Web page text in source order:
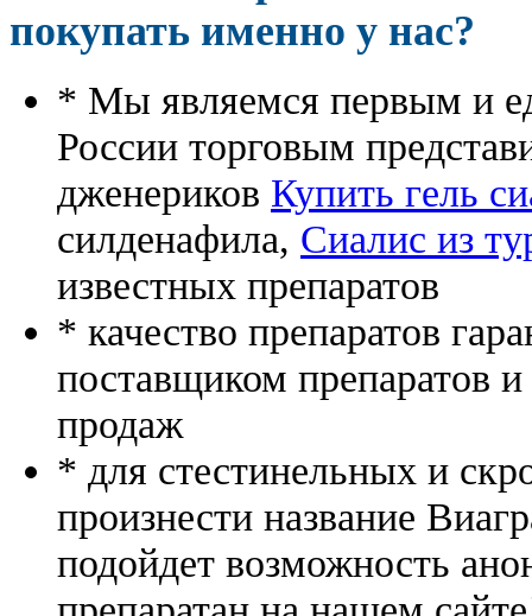
покупать именно у нас?
* Мы являемся первым и
России торговым
дженериков Купить гель
силденафила, Сиалис из
известных препаратов
* качество препаратов
поставщиком препаратов
продаж
* для стестинельных и
произнести название
подойдет возможность